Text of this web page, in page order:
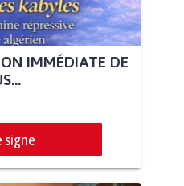
IMMÉDIATE DE
signe